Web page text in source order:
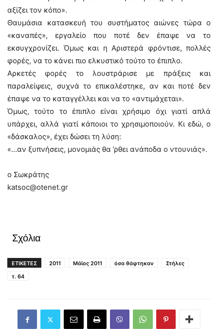
αξίζει τον κόπο».
Θαυμάσια κατασκευή του συστήματος αιώνες τώρα ο
«καναπές», εργαλείο που ποτέ δεν έπαψε να το
εκσυγχρονίζει. Όμως και η Αριστερά φρόντισε, πολλές
φορές, να το κάνει πιο ελκυστικό τούτο το έπιπλο.
Αρκετές φορές το λουστράρισε με πράξεις και
παραλείψεις, συχνά το επικαλέστηκε, αν και ποτέ δεν
έπαψε να το καταγγέλλει και να το «αντιμάχεται».
Όμως, τούτο το έπιπλο είναι χρήσιμο όχι γιατί απλά
υπάρχει, αλλά γιατί κάποιοι το χρησιμοποιούν. Κι εδώ, ο
«δάσκαλος», έχει δώσει τη λύση:
«…αν ξυπνήσεις, μονομιάς θα ’ρθει ανάποδα ο ντουνιάς».
ο Σωκράτης
katsoc@otenet.gr
Σχόλια
ΕΤΙΚΕΤΕΣ 2011 Μάϊος 2011 όσα θάφτηκαν
Στήλες
τ. 64